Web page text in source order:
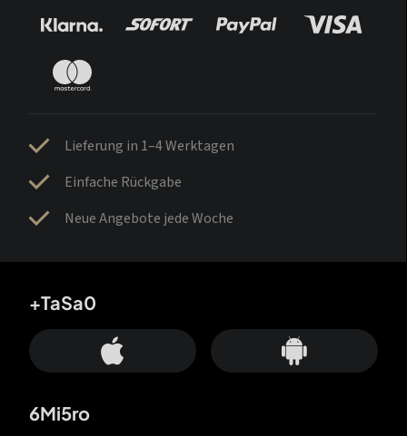
Lieferung in 1–4 Werktagen
Einfache Rückgabe
Neue Angebote jede Woche
+TaSa0
6Mi5ro